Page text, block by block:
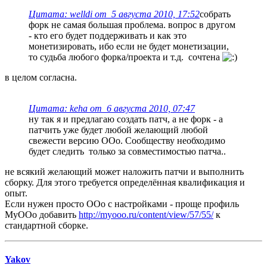
Цитата: welldi от 5 августа 2010, 17:52собрать
форк не самая большая проблема. вопрос в другом
- кто его будет поддерживать и как это
монетизировать, ибо если не будет монетизации,
то судьба любого форка/проекта и т.д. сочтена
в целом согласна.
Цитата: keha от 6 августа 2010, 07:47
ну так я и предлагаю создать патч, а не форк - а
патчить уже будет любой желающий любой
свежести версию OOo. Сообществу необходимо
будет следить только за совместимостью патча..
не всякий желающий может наложить патчи и выполнить
сборку. Для этого требуется определённая квалификация и
опыт.
Если нужен просто ООо с настройками - проще профиль
MyOOo добавить http://myooo.ru/content/view/57/55/к
стандартной сборке.
Yakov